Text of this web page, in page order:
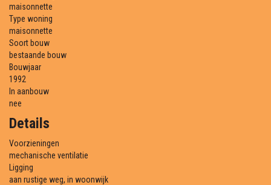
maisonnette
Type woning
maisonnette
Soort bouw
bestaande bouw
Bouwjaar
1992
In aanbouw
nee
Details
Voorzieningen
mechanische ventilatie
Ligging
aan rustige weg, in woonwijk